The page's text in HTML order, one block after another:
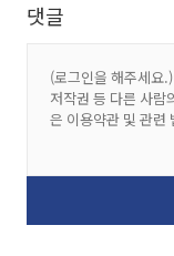
댓글